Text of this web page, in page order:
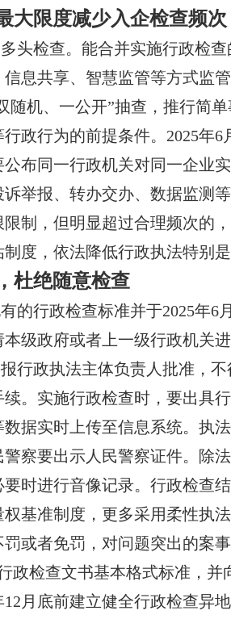
大限度减少入企检查频次
头检查。能合并实施行政检
息共享、智慧监管等方式监
随机、一公开”抽查，推行简
政行为的前提条件。2025年
布同一行政机关对同一企业
举报、转办交办、数据监测
制，但明显超过合理频次的
度，依法降低行政执法特别
杜绝随意检查
的行政检查标准并于2025年6
级政府或者上一级行政机关
行政执法主体负责人批准，不
。实施行政检查时，要出具
据实时上传至信息系统。执
察要出示人民警察证件。除
时进行音像记录。行政检查
基准制度，更多采用柔性执
或者免罚，对问题突出的案
政检查文书基本格式标准，
月底前建立健全行政检查异